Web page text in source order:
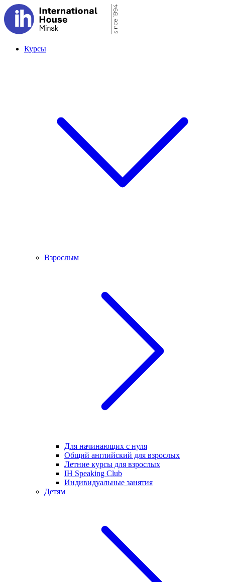
Курсы
Взрослым
Для начинающих с нуля
Общий английский для взрослых
Летние курсы для взрослых
IH Speaking Club
Индивидуальные занятия
Детям